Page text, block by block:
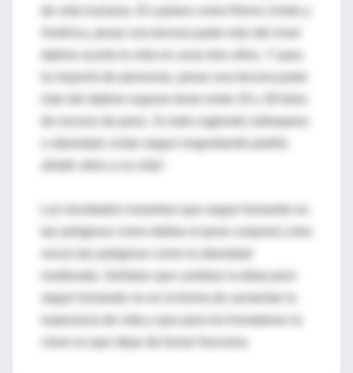
la mayoría de personas, pesar una tercera parte
más del óptimo supone tener entre 20 y 30 kilos
de exceso de peso. Si está cogiendo sobrepeso
u obesidad, evitar seguir engordando podría
Los resultados muestran que seguir fumando es
tan peligroso como doblar el peso corporal y tres
veces tan peligroso como la obesidad
seguir fumando no es la forma de aumentar la